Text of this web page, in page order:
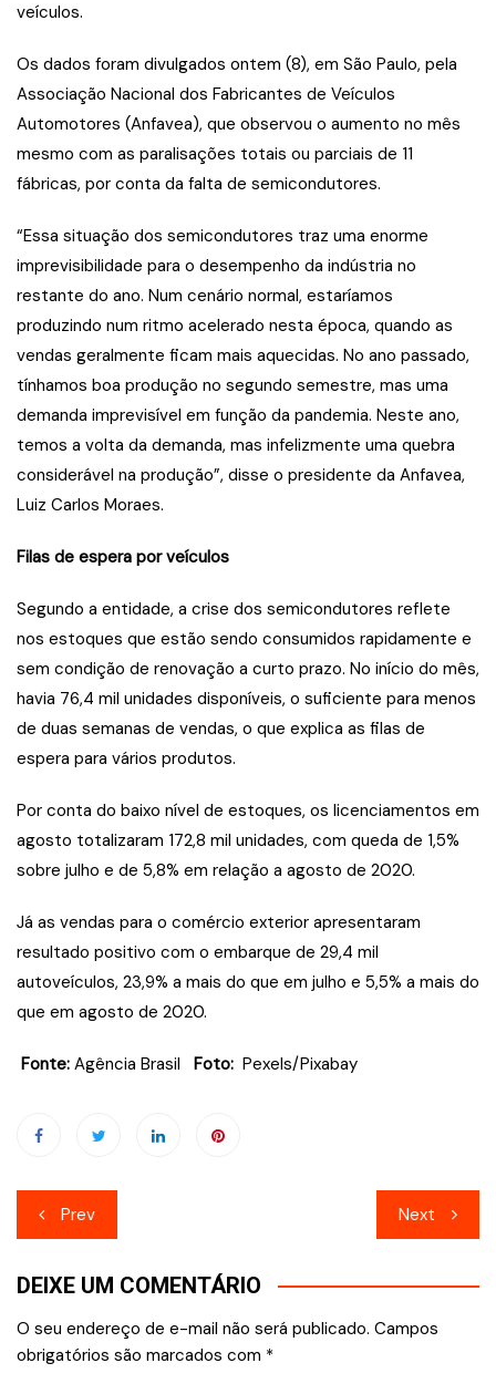
veículos.
Os dados foram divulgados ontem (8), em São Paulo, pela
Associação Nacional dos Fabricantes de Veículos
Automotores (Anfavea), que observou o aumento no mês
mesmo com as paralisações totais ou parciais de 11
fábricas, por conta da falta de semicondutores.
“Essa situação dos semicondutores traz uma enorme
imprevisibilidade para o desempenho da indústria no
restante do ano. Num cenário normal, estaríamos
produzindo num ritmo acelerado nesta época, quando as
vendas geralmente ficam mais aquecidas. No ano passado,
tínhamos boa produção no segundo semestre, mas uma
demanda imprevisível em função da pandemia. Neste ano,
temos a volta da demanda, mas infelizmente uma quebra
considerável na produção”, disse o presidente da Anfavea,
Luiz Carlos Moraes.
Filas de espera por veículos
Segundo a entidade, a crise dos semicondutores reflete
nos estoques que estão sendo consumidos rapidamente e
sem condição de renovação a curto prazo. No início do mês,
havia 76,4 mil unidades disponíveis, o suficiente para menos
de duas semanas de vendas, o que explica as filas de
espera para vários produtos.
Por conta do baixo nível de estoques, os licenciamentos em
agosto totalizaram 172,8 mil unidades, com queda de 1,5%
sobre julho e de 5,8% em relação a agosto de 2020.
Já as vendas para o comércio exterior apresentaram
resultado positivo com o embarque de 29,4 mil
autoveículos, 23,9% a mais do que em julho e 5,5% a mais do
que em agosto de 2020.
Fonte: Agência Brasil Foto: Pexels/Pixabay
Navegação
de
Post
Prev Next
DEIXE UM COMENTÁRIO
O seu endereço de e-mail não será publicado. Campos
obrigatórios são marcados com *